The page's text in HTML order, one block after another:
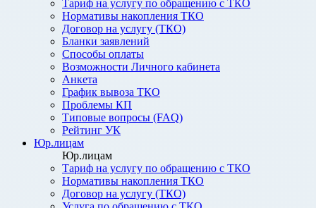
Тариф на услугу по обращению с ТКО
Нормативы накопления ТКО
Договор на услугу (ТКО)
Бланки заявлений
Способы оплаты
Возможности Личного кабинета
Анкета
График вывоза ТКО
Проблемы КП
Типовые вопросы (FAQ)
Рейтинг УК
Юр.лицам
Юр.лицам
Тариф на услугу по обращению с ТКО
Нормативы накопления ТКО
Договор на услугу (ТКО)